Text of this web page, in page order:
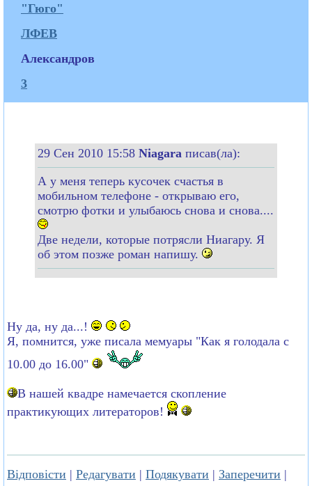
"Гюго"
ЛФЕВ
Александров
3
29 Сен 2010 15:58 Niagara писав(ла):
А у меня теперь кусочек счастья в
мобильном телефоне - открываю его,
смотрю фотки и улыбаюсь снова и снова....
Две недели, которые потрясли Ниагару. Я
об этом позже роман напишу.
Ну да, ну да...!
Я, помнится, уже писала мемуары "Как я голодала с
10.00 до 16.00"
В нашей квадре намечается скопление
практикующих литераторов!
Відповісти | Редагувати | Подякувати | Заперечити |